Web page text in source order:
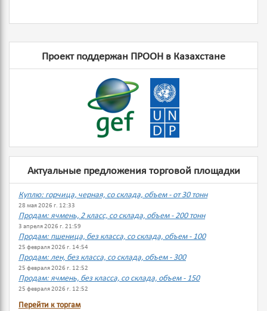
Проект поддержан ПРООН в Казахстане
Актуальные предложения торговой площадки
Куплю: горчица, черная, со склада, объем - от 30 тонн
28 мая 2026 г. 12:33
Продам: ячмень, 2 класс, со склада, объем - 200 тонн
3 апреля 2026 г. 21:59
Продам: пшеница, без класса, со склада, объем - 100
25 февраля 2026 г. 14:54
Продам: лен, без класса, со склада, объем - 300
25 февраля 2026 г. 12:52
Продам: ячмень, без класса, со склада, объем - 150
25 февраля 2026 г. 12:52
Перейти к торгам